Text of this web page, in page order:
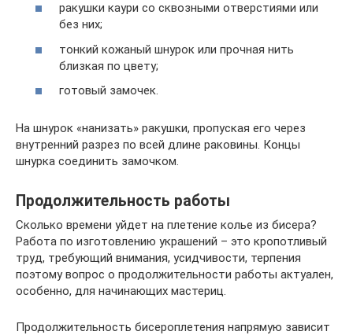
ракушки каури со сквозными отверстиями или
без них;
тонкий кожаный шнурок или прочная нить
близкая по цвету;
готовый замочек.
На шнурок «нанизать» ракушки, пропуская его через
внутренний разрез по всей длине раковины. Концы
шнурка соединить замочком.
Продолжительность работы
Сколько времени уйдет на плетение колье из бисера?
Работа по изготовлению украшений – это кропотливый
труд, требующий внимания, усидчивости, терпения
поэтому вопрос о продолжительности работы актуален,
особенно, для начинающих мастериц.
Продолжительность бисероплетения напрямую зависит